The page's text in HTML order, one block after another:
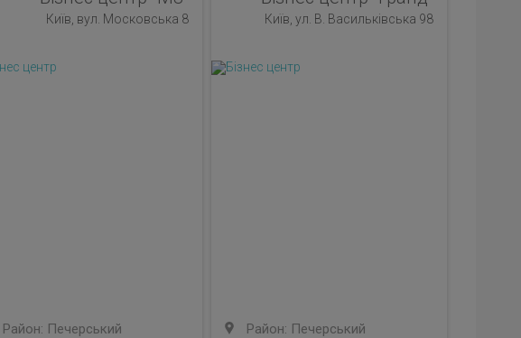
Київ, вул. Московська 8
Район: Печерський
Київ, ул. В. Васильківська 98
Район: Печерський